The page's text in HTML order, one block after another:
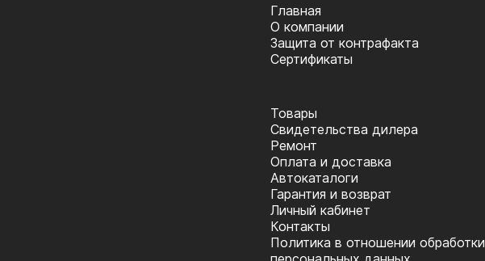
Главная
О компании
Защита от контрафакта
Сертификаты
Товары
Cвидетельства дилера
Ремонт
Оплата и доставка
Автокаталоги
Гарантия и возврат
Личный кабинет
Контакты
Политика в отношении обработки